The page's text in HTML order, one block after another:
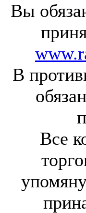
Вы
В
Все